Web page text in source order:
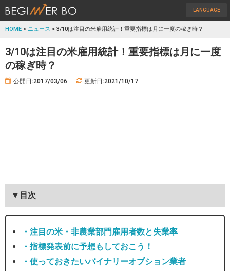
LANGUAGE
HOME > ニュース > 3/10は注目の米雇用統計！重要指標は月に一度の稼ぎ時？
3/10は注目の米雇用統計！重要指標は月に一度
の稼ぎ時？
公開日:2017/03/06 更新日:2021/10/17
▼目次
・注目の米・非農業部門雇用者数と失業率
・指標発表前に予想もしておこう！
・使っておきたいバイナリーオプション業者